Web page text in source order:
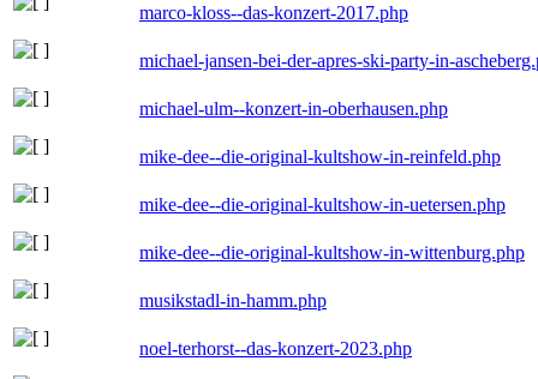
marco-kloss--das-konzert-2017.php
michael-jansen-bei-der-apres-ski-party-in-
michael-ulm--konzert-in-oberhausen.php
mike-dee--die-original-kultshow-in-reinfeld.php
mike-dee--die-original-kultshow-in-uetersen.php
mike-dee--die-original-kultshow-in-wittenburg.php
musikstadl-in-hamm.php
noel-terhorst--das-konzert-2023.php